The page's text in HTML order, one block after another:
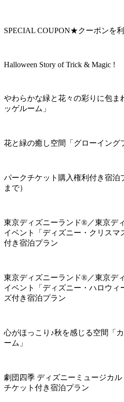
SPECIAL COUPON★クーポンを
Halloween Story of Trick & Magic !
やわらかな緑と花々の彩りに包ま
ッゲルーム」
花と緑の癒し空間「グローイング
パークチケット購入権利付き宿泊
まで）
東京ディズニーランド®／東京デ
イベント「ディズニー・クリスマ
付き宿泊プラン
東京ディズニーランド®／東京デ
イベント「ディズニー・ハロウィ
ズ付き宿泊プラン
心がほっこり♪秋を感じる空間「
ーム」
劇団四季 ディズニーミュージカ
チケット付き宿泊プラン